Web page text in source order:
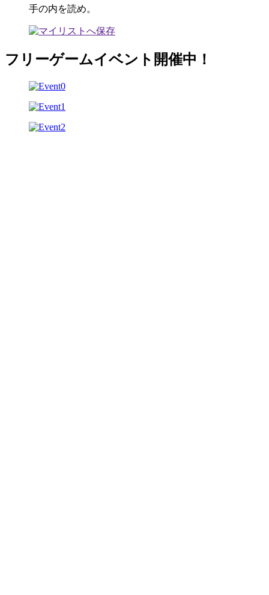
手の内を読め。
フリーゲームイベント開催中！